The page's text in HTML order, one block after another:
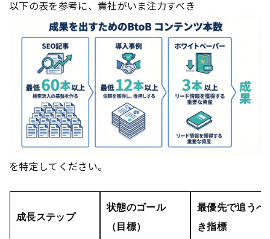
以下の表を参考に、貴社がいま注力すべき
を特定してください。
成長ステップ
状態のゴール
（目標）
最優先で追うべ
き指標